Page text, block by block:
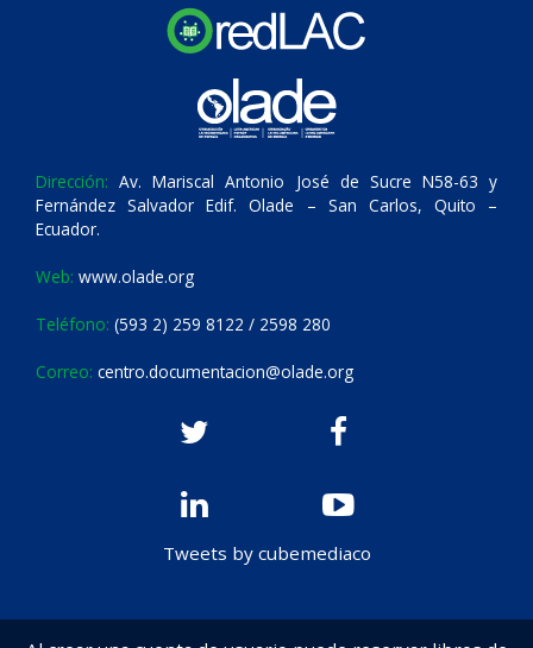
Dirección: Av. Mariscal Antonio José de Sucre N58-63 y
Fernández Salvador Edif. Olade – San Carlos, Quito –
Ecuador.
Web: www.olade.org
Teléfono: (593 2) 259 8122 / 2598 280
Correo: centro.documentacion@olade.org
Tweets by cubemediaco